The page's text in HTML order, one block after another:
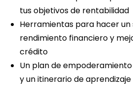
tus objetivos de rentabilidad
Herramientas para hacer un
rendimiento financiero y
crédito
Un plan de
y un itinerario de